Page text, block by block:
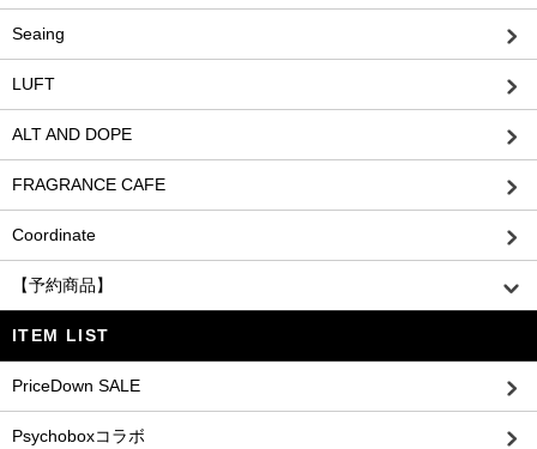
Seaing
LUFT
ALT AND DOPE
FRAGRANCE CAFE
Coordinate
【予約商品】
ITEM LIST
PriceDown SALE
Psychoboxコラボ